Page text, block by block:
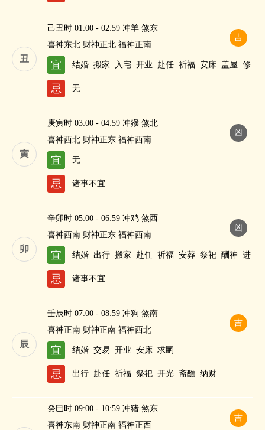
丑
吉
己丑时 01:00 - 02:59 冲羊 煞东
喜神东北 财神正北 福神正南
宜 结婚 搬家 入宅 开业 赴任 祈福 安床 盖屋 修
忌 无
寅
凶
庚寅时 03:00 - 04:59 冲猴 煞北
喜神西北 财神正东 福神西南
宜 无
忌 诸事不宜
卯
凶
辛卯时 05:00 - 06:59 冲鸡 煞西
喜神西南 财神正东 福神西南
宜 结婚 出行 搬家 赴任 祈福 安葬 祭祀 酬神 进
人口
斋醮
忌 诸事不宜
辰
吉
壬辰时 07:00 - 08:59 冲狗 煞南
喜神正南 财神正南 福神西北
宜 结婚 交易 开业 安床 求嗣
忌 出行 赴任 祈福 祭祀 开光 斋醮 纳财
吉
癸巳时 09:00 - 10:59 冲猪 煞东
喜神东南 财神正南 福神正西